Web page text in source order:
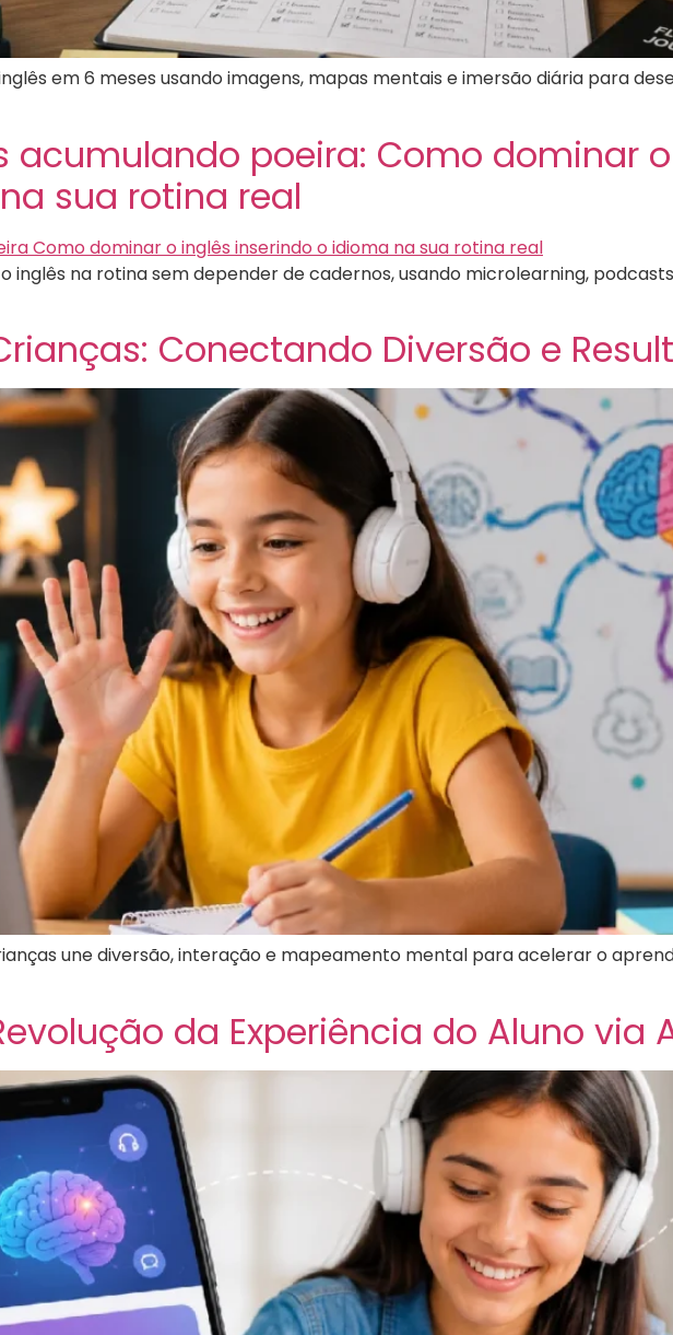
em 6 meses usando imagens, mapas mentais e imersão diária para
acumulando poeira: Como dominar
sua rotina real
inglês na rotina sem depender de cadernos, usando microlearning,
Conectando Diversão e
une diversão, interação e mapeamento mental para acelerar o
da Experiência do Aluno via